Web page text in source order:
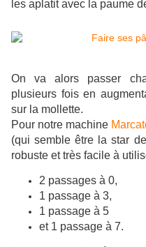
les aplatit avec la paume
On va alors passer
plusieurs fois en
sur la mollette.
Pour notre machine
(qui semble être la star
robuste et très facile à
2 passages à 0,
1 passage à 3,
1 passage à 5
et 1 passage à 7.